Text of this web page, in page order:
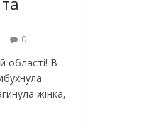
0
області! В
жінка,